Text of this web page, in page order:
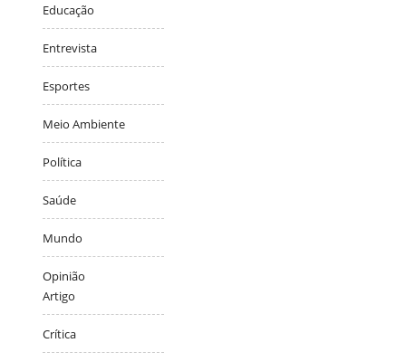
Educação
Entrevista
Esportes
Meio Ambiente
Política
Saúde
Mundo
Opinião
Artigo
Crítica